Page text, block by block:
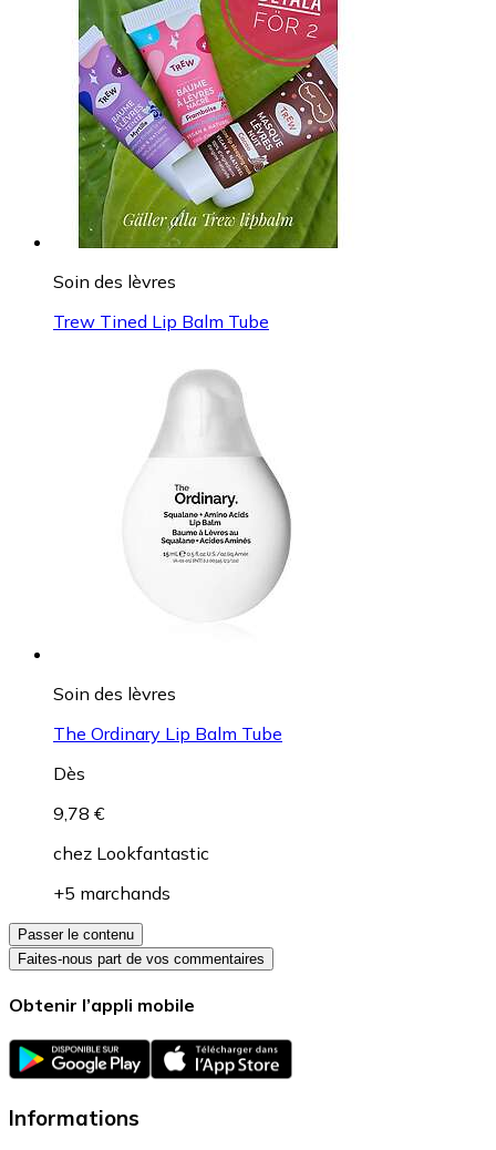
Soin des lèvres
Trew Tined Lip Balm Tube
Soin des lèvres
The Ordinary Lip Balm Tube
Dès
9,78 €
chez Lookfantastic
+5 marchands
Passer le contenu
Faites-nous part de vos commentaires
Obtenir l’appli mobile
Informations